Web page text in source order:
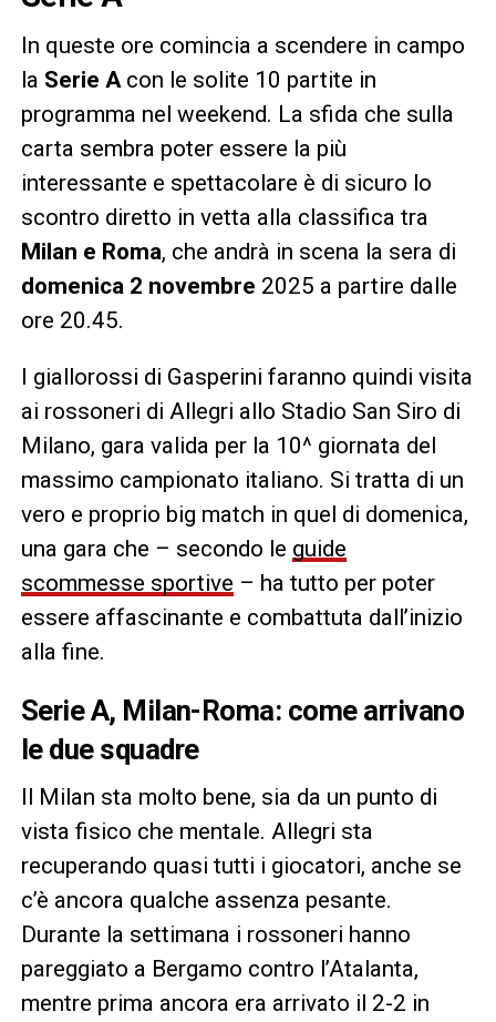
In queste ore comincia a scendere in campo
la Serie Acon le solite 10 partite in
programma nel weekend. La sfida che sulla
carta sembra poter essere la più
interessante e spettacolare è di sicuro lo
scontro diretto in vetta alla classifica tra
Milan e Roma, che andrà in scena la sera di
domenica 2 novembre 2025 a partire dalle
ore 20.45.
I giallorossi di Gasperini faranno quindi visita
ai rossoneri di Allegri allo Stadio San Siro di
Milano, gara valida per la 10^ giornata del
massimo campionato italiano. Si tratta di un
vero e proprio big match in quel di domenica,
una gara che – secondo le guide
scommesse sportive – ha tutto per poter
essere affascinante e combattuta dall’inizio
alla fine.
Serie A, Milan-Roma: come arrivano
le due squadre
Il Milan sta molto bene, sia da un punto di
vista fisico che mentale. Allegri sta
recuperando quasi tutti i giocatori, anche se
c’è ancora qualche assenza pesante.
Durante la settimana i rossoneri hanno
pareggiato a Bergamo contro l’Atalanta,
mentre prima ancora era arrivato il 2-2 in